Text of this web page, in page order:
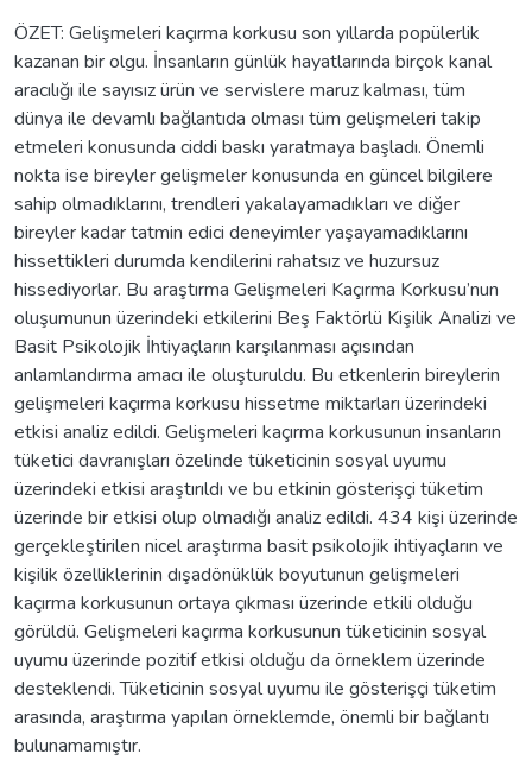
ÖZET: Gelişmeleri kaçırma korkusu son yıllarda popülerlik
kazanan bir olgu. İnsanların günlük hayatlarında birçok kanal
aracılığı ile sayısız ürün ve servislere maruz kalması, tüm
dünya ile devamlı bağlantıda olması tüm gelişmeleri takip
etmeleri konusunda ciddi baskı yaratmaya başladı. Önemli
nokta ise bireyler gelişmeler konusunda en güncel bilgilere
sahip olmadıklarını, trendleri yakalayamadıkları ve diğer
bireyler kadar tatmin edici deneyimler yaşayamadıklarını
hissettikleri durumda kendilerini rahatsız ve huzursuz
hissediyorlar. Bu araştırma Gelişmeleri Kaçırma Korkusu’nun
oluşumunun üzerindeki etkilerini Beş Faktörlü Kişilik Analizi ve
Basit Psikolojik İhtiyaçların karşılanması açısından
anlamlandırma amacı ile oluşturuldu. Bu etkenlerin bireylerin
gelişmeleri kaçırma korkusu hissetme miktarları üzerindeki
etkisi analiz edildi. Gelişmeleri kaçırma korkusunun insanların
tüketici davranışları özelinde tüketicinin sosyal uyumu
üzerindeki etkisi araştırıldı ve bu etkinin gösterişçi tüketim
üzerinde bir etkisi olup olmadığı analiz edildi. 434 kişi üzerinde
gerçekleştirilen nicel araştırma basit psikolojik ihtiyaçların ve
kişilik özelliklerinin dışadönüklük boyutunun gelişmeleri
kaçırma korkusunun ortaya çıkması üzerinde etkili olduğu
görüldü. Gelişmeleri kaçırma korkusunun tüketicinin sosyal
uyumu üzerinde pozitif etkisi olduğu da örneklem üzerinde
desteklendi. Tüketicinin sosyal uyumu ile gösterişçi tüketim
arasında, araştırma yapılan örneklemde, önemli bir bağlantı
bulunamamıştır.